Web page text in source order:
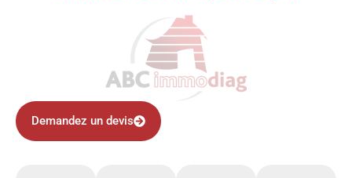
Demandez un devis